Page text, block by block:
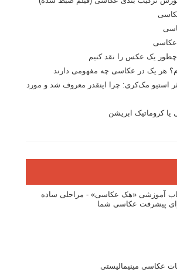
عکاسی
یک عکس را نقد کنیم
هر یک در عکاسی چه مفهومی دارند
استیو مک‌کری: چرا اینقدر معروف شد و مورد
کروماتیک ابریشن
آموزشی «هک عکاسی» - مراحلی ساده
پیشرفت عکاسی شما
عکاسی مینیمالیستی